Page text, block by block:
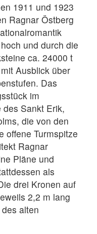
1911 und 1923
Ragnar Östberg
und durch die
ca. 24000 t
Ausblick über
Das
im
des Sankt Erik,
die von den
offene Turmspitze
Ragnar
Pläne und
als
drei Kronen auf
2,2 m lang
alten